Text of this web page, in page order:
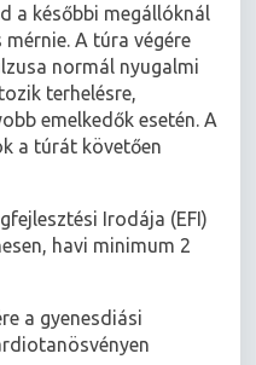
a későbbi megállóknál
A túra végére
normál nyugalmi
terhelésre,
emelkedők esetén. A
a túrát követően
Irodája (EFI)
havi minimum 2
a gyenesdiási